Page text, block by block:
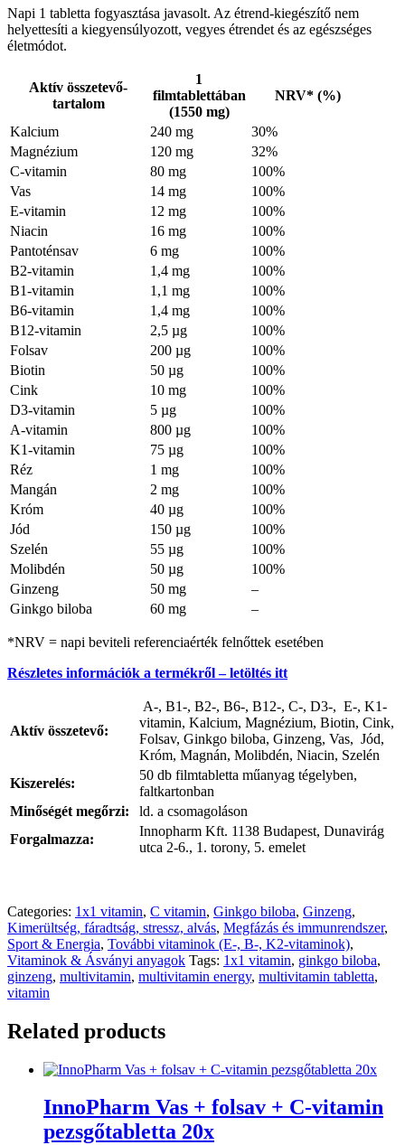
Napi 1 tabletta fogyasztása javasolt. Az étrend-kiegészítő nem
helyettesíti a kiegyensúlyozott, vegyes étrendet és az egészséges
életmódot.
Aktív összetevő-
tartalom
1
filmtablettában
(1550 mg)
NRV* (%)
Kalcium 240 mg
30%
Magnézium
120 mg
32%
C-vitamin
80 mg
100%
Vas
14 mg
100%
E-vitamin
12 mg
100%
Niacin
16 mg
100%
Pantoténsav
6 mg
100%
B2-vitamin
1,4 mg
100%
B1-vitamin
1,1 mg
100%
B6-vitamin
1,4 mg
100%
B12-vitamin
2,5 µg
100%
Folsav
200 µg
100%
Biotin
50 µg
100%
Cink
10 mg
100%
D3-vitamin
5 µg
100%
A-vitamin
800 µg
100%
K1-vitamin
75 µg
100%
Réz
1 mg
100%
Mangán
2 mg
100%
Króm
40 µg
100%
Jód
150 µg
100%
Szelén
55 µg
100%
Molibdén
50 µg
100%
Ginzeng
50 mg
–
Ginkgo biloba
60 mg –
*NRV = napi beviteli referenciaérték felnőttek esetében
Részletes információk a termékről – letöltés itt
Aktív összetevő:
A-, B1-, B2-, B6-, B12-, C-, D3-, E-, K1-
vitamin, Kalcium, Magnézium, Biotin, Cink,
Folsav, Ginkgo biloba, Ginzeng, Vas, Jód,
Króm, Magnán, Molibdén, Niacin, Szelén
Kiszerelés:
50 db filmtabletta műanyag tégelyben,
faltkartonban
Minőségét megőrzi:
ld. a csomagoláson
Forgalmazza:
Innopharm Kft. 1138 Budapest, Dunavirág
utca 2-6., 1. torony, 5. emelet
Categories: 1x1 vitamin, C vitamin, Ginkgo biloba, Ginzeng,
Kimerültség, fáradtság, stressz, alvás, Megfázás és immunrendszer,
Sport & Energia, További vitaminok (E-, B-, K2-vitaminok),
Vitaminok & Ásványi anyagok Tags: 1x1 vitamin, ginkgo biloba,
ginzeng, multivitamin, multivitamin energy, multivitamin tabletta,
vitamin
Related products
InnoPharm Vas + folsav + C-vitamin
pezsgőtabletta 20x